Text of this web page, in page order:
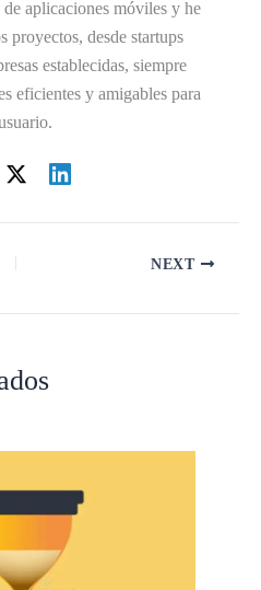
aplicaciones móviles y he
proyectos, desde startups
establecidas, siempre
eficientes y amigables para
NEXT